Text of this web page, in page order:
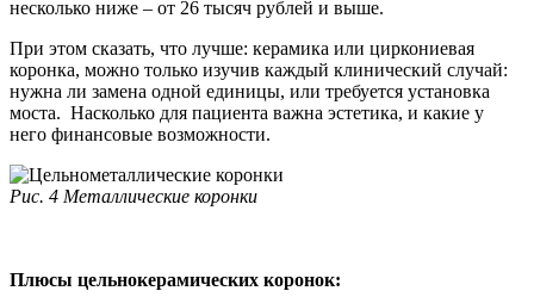
несколько ниже – от 26 тысяч рублей и выше.
При этом сказать, что лучше: керамика или циркониевая
коронка, можно только изучив каждый клинический случай:
нужна ли замена одной единицы, или требуется установка
моста. Насколько для пациента важна эстетика, и какие у
него финансовые возможности.
Рис. 4 Металлические коронки
Плюсы цельнокерамических коронок: